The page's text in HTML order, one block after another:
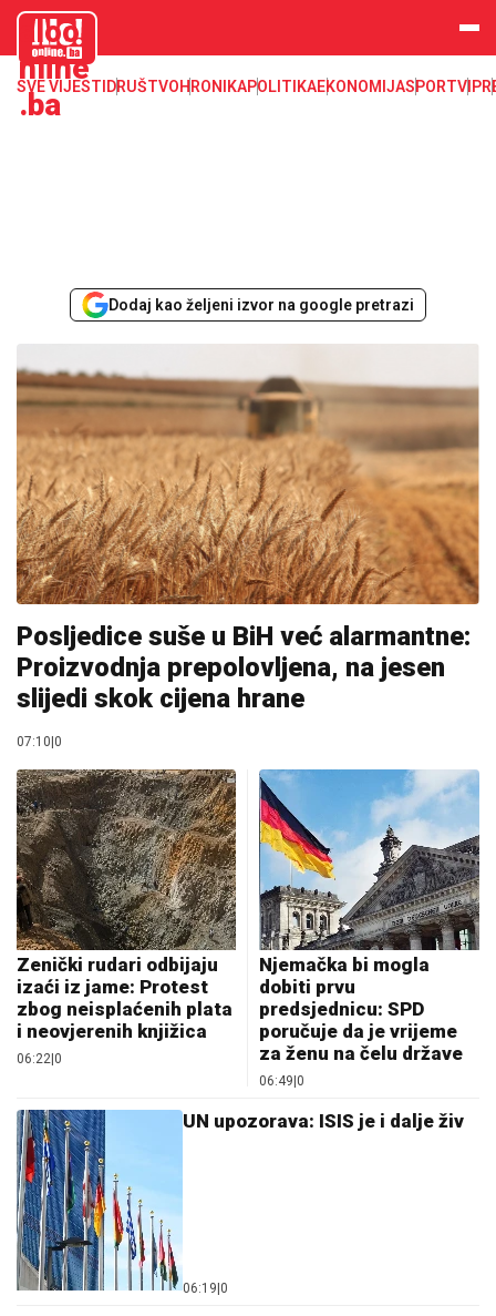
aloo
nline
.ba
SVE VIJESTI DRUŠTVOHRONIKAPOLITIKAEKONOMIJASPORTVIP
Dodaj kao željeni izvor na google pretrazi
Posljedice suše u BiH već alarmantne:
Proizvodnja prepolovljena, na jesen
slijedi skok cijena hrane
07:10 0
Zenički rudari odbijaju
izaći iz jame: Protest
zbog neisplaćenih plata
i neovjerenih knjižica
06:22 0
Njemačka bi mogla
dobiti prvu
predsjednicu: SPD
poručuje da je vrijeme
za ženu na čelu države
06:49 0
UN upozorava: ISIS je i dalje živ
06:19 0